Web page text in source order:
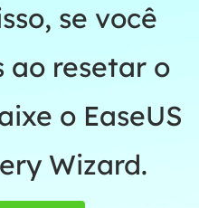
se você
ao resetar o
o EaseUS
Wizard.